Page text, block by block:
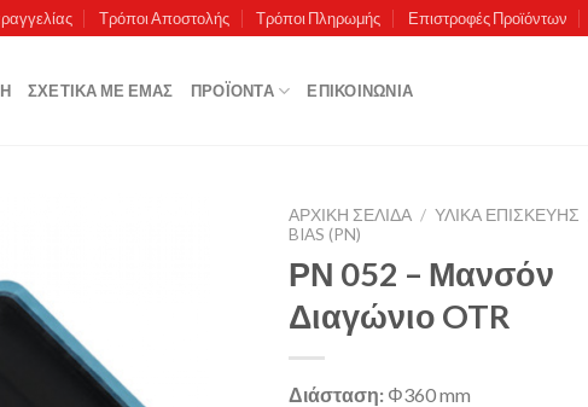
Τρόποι Αποστολής Τρόποι Πληρωμής Επιστροφές Προϊόντων
ΣΧΕΤΙΚΆ ΜΕ ΕΜΆΣ ΠΡΟΪΌΝΤΑ ΕΠΙΚΟΙΝΩΝΊΑ
ΑΡΧΙΚΉ ΣΕΛΊΔΑ / ΥΛΙΚΑ ΕΠΙΣΚΕΥΗΣ
BIAS (PN)
ΡΝ 052 – Μανσόν
Διαγώνιο OTR
Διάσταση: Φ360 mm